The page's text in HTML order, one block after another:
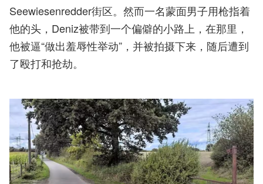
Seewiesenredder街区。然而一名蒙面男子用枪指着
他的头，Deniz被带到一个偏僻的小路上，在那里，
他被逼“做出羞辱性举动”，并被拍摄下来，随后遭到
了殴打和抢劫。